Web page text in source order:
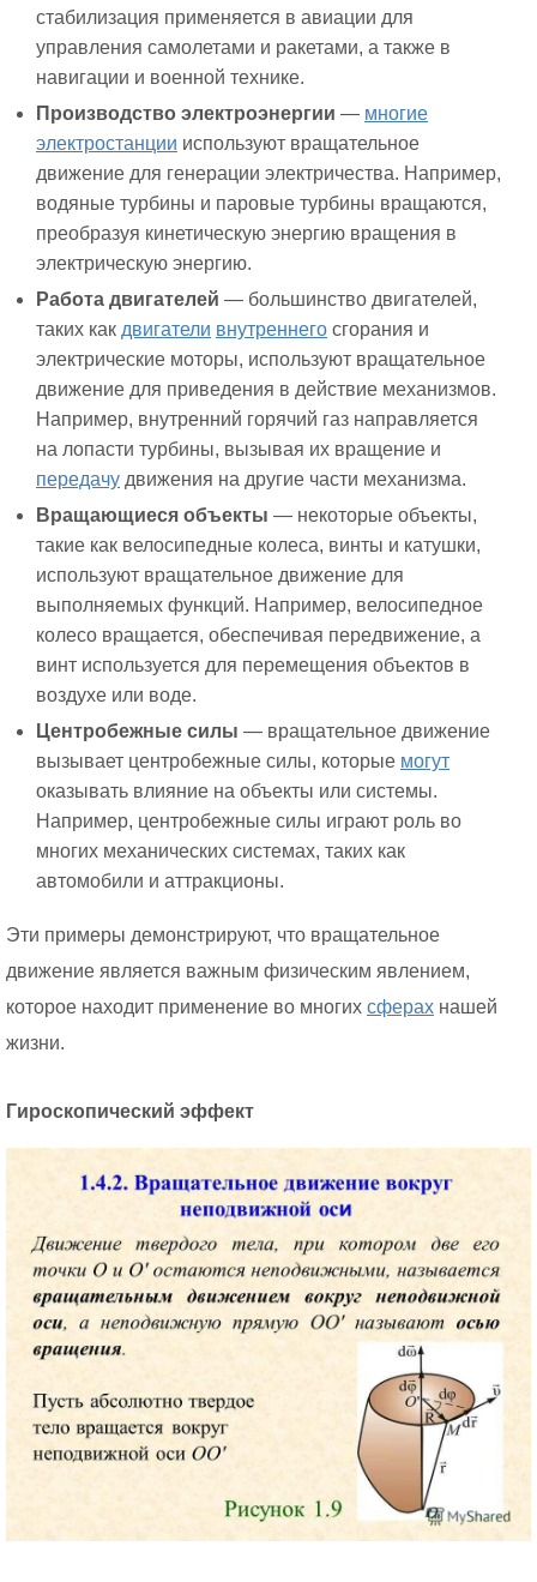
стабилизация применяется в авиации для
управления самолетами и ракетами, а также в
навигации и военной технике.
Производство электроэнергии — многие
электростанции используют вращательное
движение для генерации электричества. Например,
водяные турбины и паровые турбины вращаются,
преобразуя кинетическую энергию вращения в
электрическую энергию.
Работа двигателей — большинство двигателей,
таких как двигатели внутреннего сгорания и
электрические моторы, используют вращательное
движение для приведения в действие механизмов.
Например, внутренний горячий газ направляется
на лопасти турбины, вызывая их вращение и
передачу движения на другие части механизма.
Вращающиеся объекты — некоторые объекты,
такие как велосипедные колеса, винты и катушки,
используют вращательное движение для
выполняемых функций. Например, велосипедное
колесо вращается, обеспечивая передвижение, а
винт используется для перемещения объектов в
воздухе или воде.
Центробежные силы — вращательное движение
вызывает центробежные силы, которые могут
оказывать влияние на объекты или системы.
Например, центробежные силы играют роль во
многих механических системах, таких как
автомобили и аттракционы.
Эти примеры демонстрируют, что вращательное
движение является важным физическим явлением,
которое находит применение во многих сферах нашей
жизни.
Гироскопический эффект